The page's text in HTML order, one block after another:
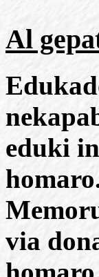
Al
eduki
via